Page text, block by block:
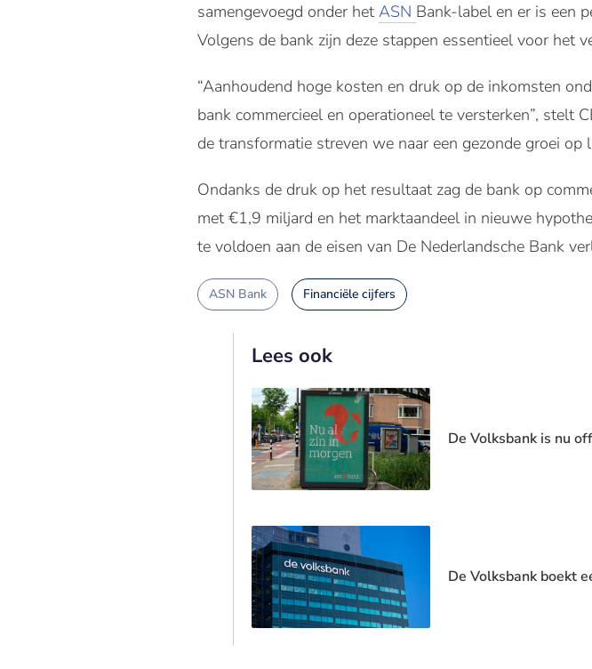
samengevoegd onder het ASN Bank-label en er is een
Volgens de bank zijn deze stappen essentieel voor het
“Aanhoudend hoge kosten en druk op de inkomsten
bank commercieel en operationeel te versterken”, stelt
de transformatie streven we naar een gezonde groei
Ondanks de druk op het resultaat zag de bank op
met €1,9 miljard en het marktaandeel in nieuwe
te voldoen aan de eisen van De Nederlandsche Bank
ASN Bank Financiële cijfers
Lees ook
De Volksbank is nu
De Volksbank boekt